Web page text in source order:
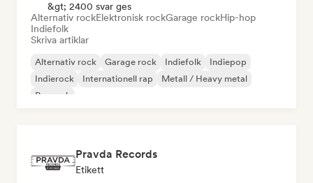
&gt; 2400 svar ges
Alternativ rockElektronisk rockGarage rockHip-hop
Indiefolk
Skriva artiklar
Alternativ rock Garage rock Indiefolk
Indiepop
Indierock
Internationell rap
Metall / Heavy metal
Poprock
Pravda Records
Etikett